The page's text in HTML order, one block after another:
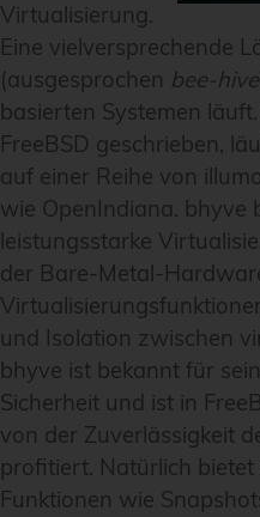
Virtualisierung.
Eine vielversprechende
(ausgesprochen bee-hive
basierten Systemen
FreeBSD geschrieben,
auf einer Reihe von
wie OpenIndiana. bhyve
leistungsstarke
der Bare-Metal-
und Isolation zwischen
bhyve ist bekannt für
Sicherheit und ist in
von der Zuverlässigkeit
profitiert. Natürlich bietet
Funktionen wie